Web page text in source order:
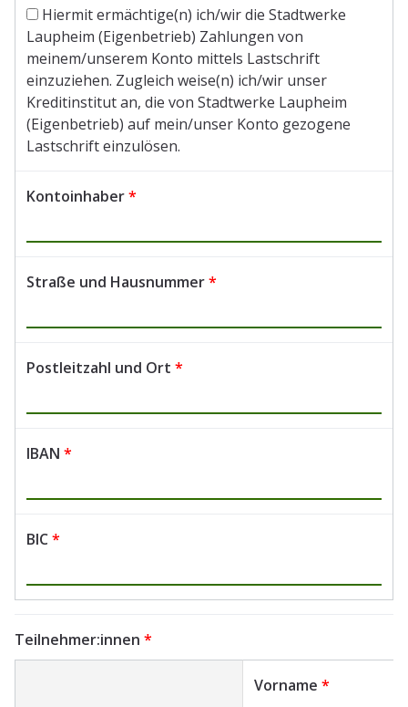
Hiermit ermächtige(n) ich/wir die Stadtwerke
Laupheim (Eigenbetrieb) Zahlungen von
meinem/unserem Konto mittels Lastschrift
einzuziehen. Zugleich weise(n) ich/wir unser
Kreditinstitut an, die von Stadtwerke Laupheim
(Eigenbetrieb) auf mein/unser Konto gezogene
Lastschrift einzulösen.
Kontoinhaber*
Straße und Hausnummer*
Postleitzahl und Ort *
IBAN *
BIC*
Teilnehmer:innen *
Vorname *